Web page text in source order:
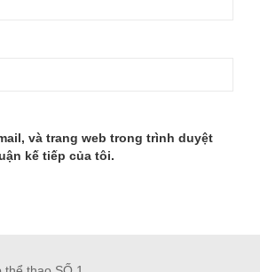
và trang web trong trình duyệt
kế tiếp của tôi.